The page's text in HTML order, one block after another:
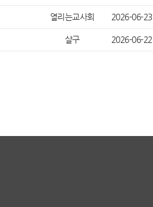
열리는교사회 2026-06-23
살구 2026-06-22